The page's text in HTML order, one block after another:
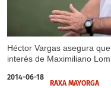
Héctor Vargas asegura
interés de Maximiliano
2014-06-18
RAXA MAYORGA